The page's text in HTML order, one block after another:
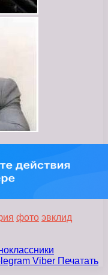
фото эвклид
Viber Печатать